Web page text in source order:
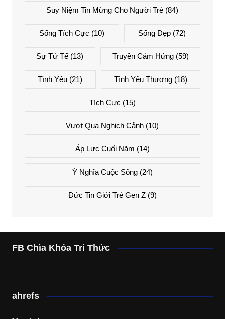
Suy Niệm Tin Mừng Cho Người Trẻ (84)
Sống Tích Cực (10) Sống Đẹp (72)
Sự Tử Tế (13) Truyền Cảm Hứng(59)
Tình Yêu (21) Tình Yêu Thương(18)
Tích Cực (15)
Vượt Qua Nghịch Cảnh (10)
Áp Lực Cuối Năm (14)
Ý Nghĩa Cuộc Sống(24)
Đức Tin Giới Trẻ Gen Z(9)
FB Chìa Khóa Tri Thức
ahrefs